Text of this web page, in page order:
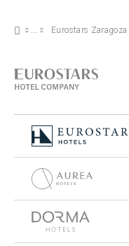
Eurostars Zaragoza